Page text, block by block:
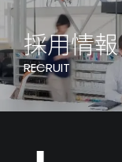
採用情報
RECRUIT